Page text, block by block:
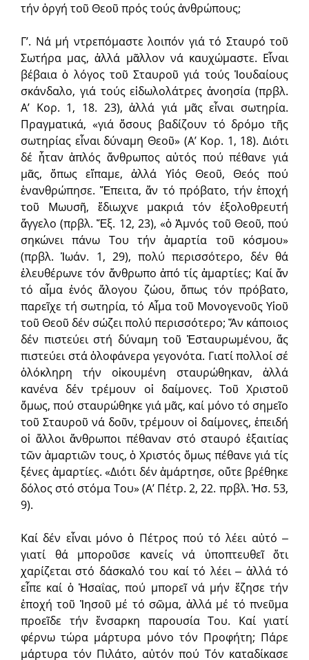
τήν ὀργή τοῦ Θεοῦ πρός τούς ἀνθρώπους;
Γ’. Νά μή ντρεπόμαστε λοιπόν γιά τό Σταυρό τοῦ
Σωτήρα μας, ἀλλά μᾶλλον νά καυχώμαστε. Εἶναι
βέβαια ὁ λόγος τοῦ Σταυροῦ γιά τούς Ἰουδαίους
σκάνδαλο, γιά τούς εἰδωλολάτρες ἀνοησία (πρβλ.
Α’ Κορ. 1, 18. 23), ἀλλά γιά μᾶς εἶναι σωτηρία.
Πραγματικά, «γιά ὅσους βαδίζουν τό δρόμο τῆς
σωτηρίας εἶναι δύναμη Θεοῦ» (Α’ Κορ. 1, 18). Διότι
δέ ἦταν ἁπλός ἄνθρωπος αὐτός πού πέθανε γιά
μᾶς, ὅπως εἴπαμε, ἀλλά Υἱός Θεοῦ, Θεός πού
ἐνανθρώπησε. Ἔπειτα, ἄν τό πρόβατο, τήν ἐποχή
τοῦ Μωυσῆ, ἔδιωχνε μακριά τόν ἐξολοθρευτή
ἄγγελο (πρβλ. Ἔξ. 12, 23), «ὁ Ἀμνός τοῦ Θεοῦ, πού
σηκώνει πάνω Του τήν ἁμαρτία τοῦ κόσμου»
(πρβλ. Ἰωάν. 1, 29), πολύ περισσότερο, δέν θά
ἐλευθέρωνε τόν ἄνθρωπο ἀπό τίς ἁμαρτίες; Καί ἄν
τό αἷμα ἑνός ἄλογου ζώου, ὅπως τόν πρόβατο,
παρεῖχε τή σωτηρία, τό Αἷμα τοῦ Μονογενοῦς Υἱοῦ
τοῦ Θεοῦ δέν σώζει πολύ περισσότερο; Ἄν κάποιος
δέν πιστεύει στή δύναμη τοῦ Ἐσταυρωμένου, ἄς
πιστεύει στά ὁλοφάνερα γεγονότα. Γιατί πολλοί σέ
ὁλόκληρη τήν οἰκουμένη σταυρώθηκαν, ἀλλά
κανένα δέν τρέμουν οἱ δαίμονες. Τοῦ Χριστοῦ
ὅμως, πού σταυρώθηκε γιά μᾶς, καί μόνο τό σημεῖο
τοῦ Σταυροῦ νά δοῦν, τρέμουν οἱ δαίμονες, ἐπειδή
οἱ ἄλλοι ἄνθρωποι πέθαναν στό σταυρό ἐξαιτίας
τῶν ἁμαρτιῶν τους, ὁ Χριστός ὅμως πέθανε γιά τίς
ξένες ἁμαρτίες. «Διότι δέν ἁμάρτησε, οὔτε βρέθηκε
δόλος στό στόμα Του» (Α’ Πέτρ. 2, 22. πρβλ. Ἡσ. 53,
9).
Καί δέν εἶναι μόνο ὁ Πέτρος πού τό λέει αὐτό ‒
γιατί θά μποροῦσε κανείς νά ὑποπτευθεῖ ὅτι
χαρίζεται στό δάσκαλό του καί τό λέει ‒ ἀλλά τό
εἶπε καί ὁ Ἡσαΐας, πού μπορεῖ νά μήν ἔζησε τήν
ἐποχή τοῦ Ἰησοῦ μέ τό σῶμα, ἀλλά μέ τό πνεῦμα
προεῖδε τήν ἔνσαρκη παρουσία Του. Καί γιατί
φέρνω τώρα μάρτυρα μόνο τόν Προφήτη; Πάρε
μάρτυρα τόν Πιλάτο, αὐτόν πού Τόν καταδίκασε